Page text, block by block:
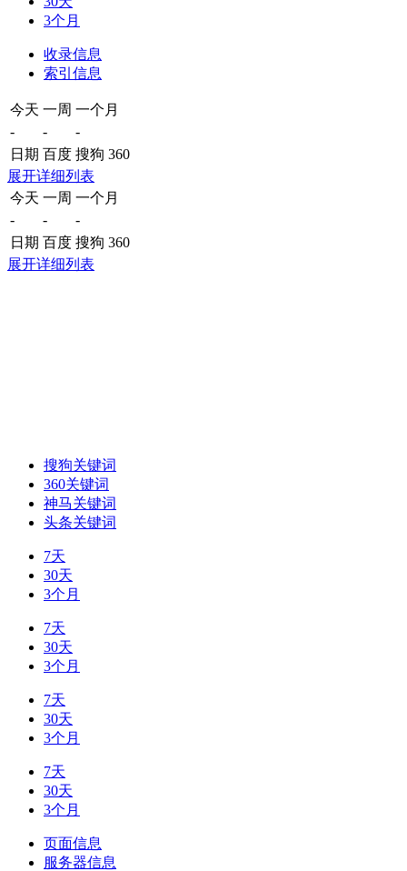
3个月
收录信息
索引信息
今天 一周 一个月
-
-
-
日期 百度 搜狗 360
展开详细列表
今天 一周 一个月
-
-
-
日期 百度 搜狗 360
展开详细列表
搜狗关键词
360关键词
神马关键词
头条关键词
7天
30天
3个月
7天
30天
3个月
7天
30天
3个月
7天
30天
3个月
页面信息
服务器信息